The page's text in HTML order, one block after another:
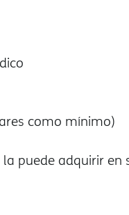
como mínimo)
puede adquirir en